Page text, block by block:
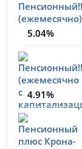
5.04%
4.91%